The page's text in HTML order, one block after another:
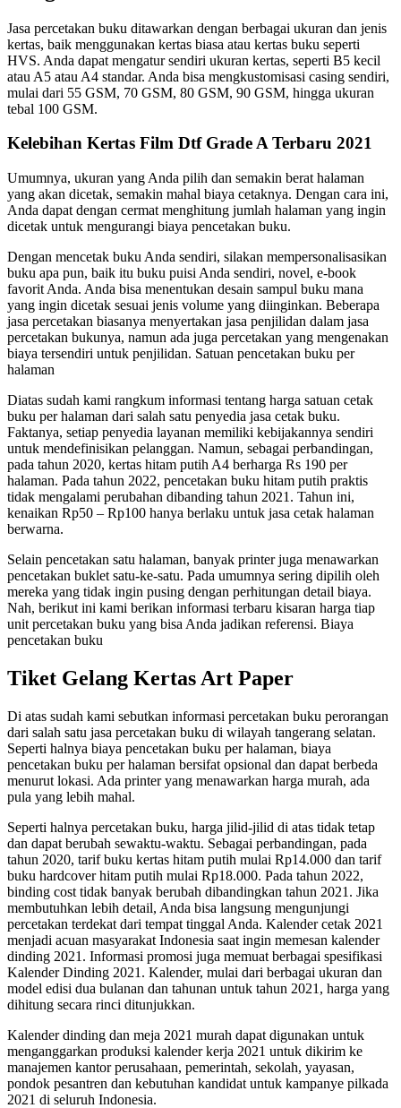
Jasa percetakan buku ditawarkan dengan berbagai ukuran dan jenis
kertas, baik menggunakan kertas biasa atau kertas buku seperti
HVS. Anda dapat mengatur sendiri ukuran kertas, seperti B5 kecil
atau A5 atau A4 standar. Anda bisa mengkustomisasi casing sendiri,
mulai dari 55 GSM, 70 GSM, 80 GSM, 90 GSM, hingga ukuran
tebal 100 GSM.
Kelebihan Kertas Film Dtf Grade A Terbaru 2021
Umumnya, ukuran yang Anda pilih dan semakin berat halaman
yang akan dicetak, semakin mahal biaya cetaknya. Dengan cara ini,
Anda dapat dengan cermat menghitung jumlah halaman yang ingin
dicetak untuk mengurangi biaya pencetakan buku.
Dengan mencetak buku Anda sendiri, silakan mempersonalisasikan
buku apa pun, baik itu buku puisi Anda sendiri, novel, e-book
favorit Anda. Anda bisa menentukan desain sampul buku mana
yang ingin dicetak sesuai jenis volume yang diinginkan. Beberapa
jasa percetakan biasanya menyertakan jasa penjilidan dalam jasa
percetakan bukunya, namun ada juga percetakan yang mengenakan
biaya tersendiri untuk penjilidan. Satuan pencetakan buku per
halaman
Diatas sudah kami rangkum informasi tentang harga satuan cetak
buku per halaman dari salah satu penyedia jasa cetak buku.
Faktanya, setiap penyedia layanan memiliki kebijakannya sendiri
untuk mendefinisikan pelanggan. Namun, sebagai perbandingan,
pada tahun 2020, kertas hitam putih A4 berharga Rs 190 per
halaman. Pada tahun 2022, pencetakan buku hitam putih praktis
tidak mengalami perubahan dibanding tahun 2021. Tahun ini,
kenaikan Rp50 – Rp100 hanya berlaku untuk jasa cetak halaman
berwarna.
Selain pencetakan satu halaman, banyak printer juga menawarkan
pencetakan buklet satu-ke-satu. Pada umumnya sering dipilih oleh
mereka yang tidak ingin pusing dengan perhitungan detail biaya.
Nah, berikut ini kami berikan informasi terbaru kisaran harga tiap
unit percetakan buku yang bisa Anda jadikan referensi. Biaya
pencetakan buku
Tiket Gelang Kertas Art Paper
Di atas sudah kami sebutkan informasi percetakan buku perorangan
dari salah satu jasa percetakan buku di wilayah tangerang selatan.
Seperti halnya biaya pencetakan buku per halaman, biaya
pencetakan buku per halaman bersifat opsional dan dapat berbeda
menurut lokasi. Ada printer yang menawarkan harga murah, ada
pula yang lebih mahal.
Seperti halnya percetakan buku, harga jilid-jilid di atas tidak tetap
dan dapat berubah sewaktu-waktu. Sebagai perbandingan, pada
tahun 2020, tarif buku kertas hitam putih mulai Rp14.000 dan tarif
buku hardcover hitam putih mulai Rp18.000. Pada tahun 2022,
binding cost tidak banyak berubah dibandingkan tahun 2021. Jika
membutuhkan lebih detail, Anda bisa langsung mengunjungi
percetakan terdekat dari tempat tinggal Anda. Kalender cetak 2021
menjadi acuan masyarakat Indonesia saat ingin memesan kalender
dinding 2021. Informasi promosi juga memuat berbagai spesifikasi
Kalender Dinding 2021. Kalender, mulai dari berbagai ukuran dan
model edisi dua bulanan dan tahunan untuk tahun 2021, harga yang
dihitung secara rinci ditunjukkan.
Kalender dinding dan meja 2021 murah dapat digunakan untuk
menganggarkan produksi kalender kerja 2021 untuk dikirim ke
manajemen kantor perusahaan, pemerintah, sekolah, yayasan,
pondok pesantren dan kebutuhan kandidat untuk kampanye pilkada
2021 di seluruh Indonesia.